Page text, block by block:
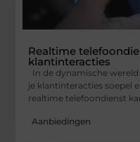
Realtime
klantinteracties
In de dynamische
je klantinteracties soepel
realtime telefoondienst
Aanbiedingen